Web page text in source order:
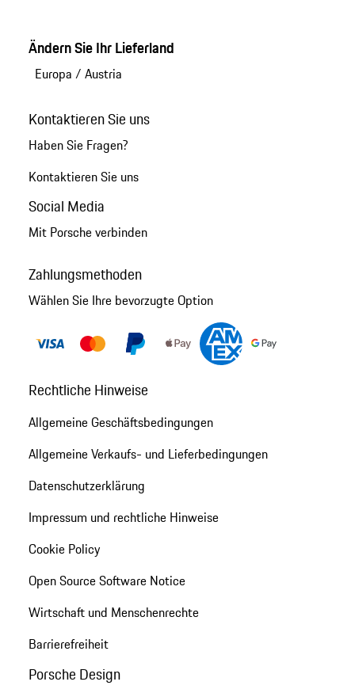
Ändern Sie Ihr Lieferland
Europa / Austria
Kontaktieren Sie uns
Haben Sie Fragen?
Kontaktieren Sie uns
Social Media
Mit Porsche verbinden
Zahlungsmethoden
Wählen Sie Ihre bevorzugte Option
Rechtliche Hinweise
Allgemeine Geschäftsbedingungen
Allgemeine Verkaufs- und Lieferbedingungen
Datenschutzerklärung
Impressum und rechtliche Hinweise
Cookie Policy
Open Source Software Notice
Wirtschaft und Menschenrechte
Barrierefreiheit
Porsche Design